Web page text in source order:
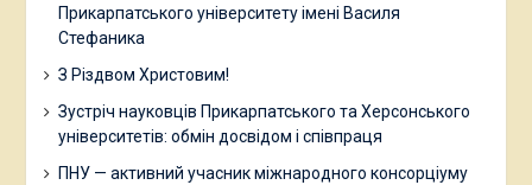
Прикарпатського університету імені Василя
Стефаника
З Різдвом Христовим!
Зустріч науковців Прикарпатського та Херсонського
університетів: обмін досвідом і співпраця
ПНУ — активний учасник міжнародного консорціуму